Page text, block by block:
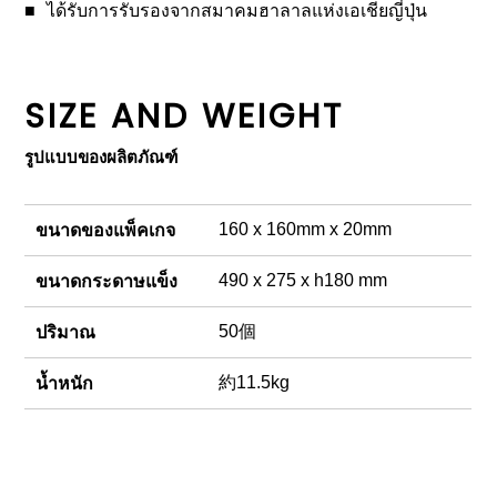
ได้รับการรับรองจากสมาคมฮาลาลแห่งเอเชียญี่ปุ่น
SIZE AND WEIGHT
รูปแบบของผลิตภัณฑ์
ขนาดของแพ็คเกจ 160 x 160mm x 20mm
ขนาดกระดาษแข็ง 490 x 275 x h180 mm
ปริมาณ 50個
น้ำหนัก 約11.5kg